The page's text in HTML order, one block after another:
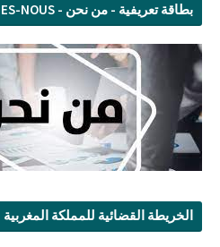
بطاقة تعريفية - من نحن - QUI SOMMES-NOUS
الخريطة القضائية للمملكة المغربية